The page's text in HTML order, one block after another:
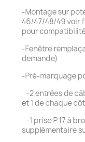
-Montage sur
46/47/48/49 voir
pour
-Fenêtre
demande)
-Pré-marquage
-2 entrées de
et 1 de chaque
-1 prise P 17 à
supplémentaire